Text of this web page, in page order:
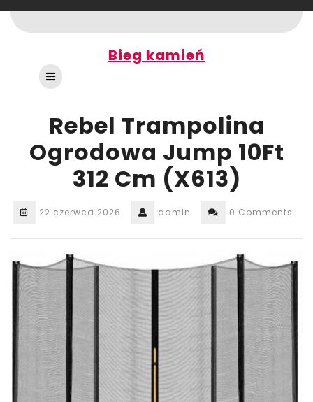
to
content
Bieg kamień
Open
Button
Rebel Trampolina
Ogrodowa Jump 10Ft
312 Cm (X613)
22 czerwca 2026 admin 0 Comments